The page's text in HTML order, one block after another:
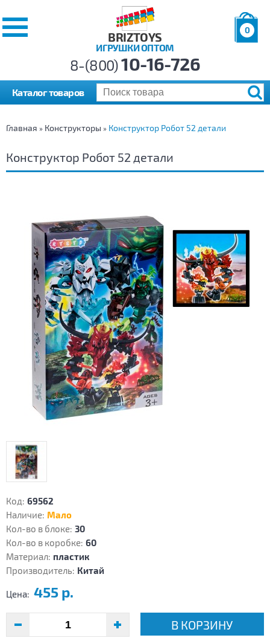
BRIZTOYS
ИГРУШКИ ОПТОМ
0
р.
8-(800)10-16-726
Каталог товаров
Главная » Конструкторы » Конструктор Робот 52 детали
Конструктор Робот 52 детали
Код: 69562
Наличие: Мало
Кол-во в блоке: 30
Кол-во в коробке: 60
Материал: пластик
Производитель: Китай
Цена: 455 р.
В КОРЗИНУ